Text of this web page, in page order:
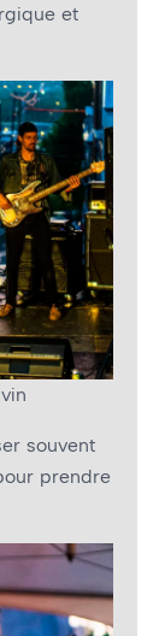
et
souvent
prendre